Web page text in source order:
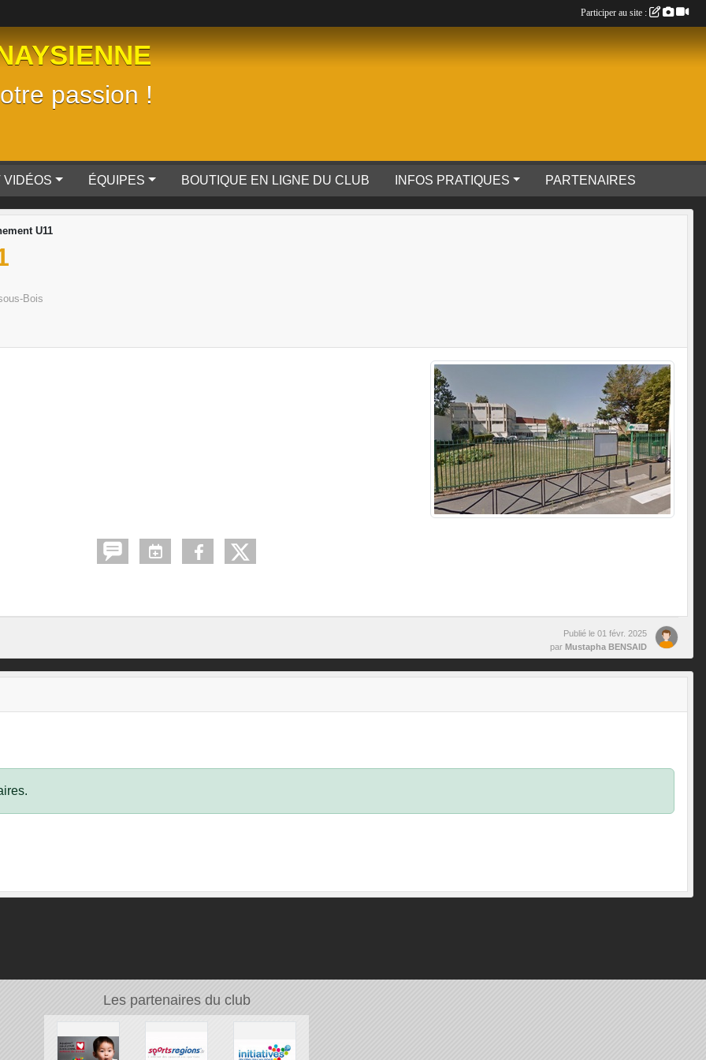
passion !
VIDÉOS ÉQUIPES BOUTIQUE EN LIGNE DU CLUB INFOS PRATIQUES PARTENAIRES
U11
Bois
Publié le 01 févr. 2025
par Mustapha BENSAID
Les partenaires du club
Participer au site :